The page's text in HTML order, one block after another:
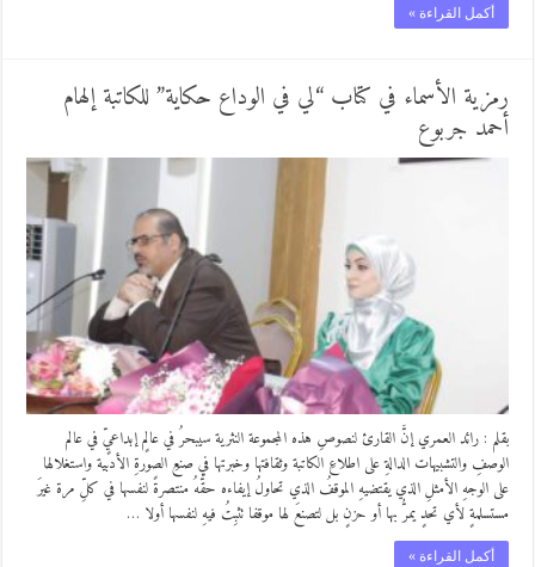
أكمل القراءة »
رمزية الأسماء في كتاب “لي في الوداع حكاية” للكاتبة إلهام
أحمد جربوع
بقلم : رائد العمري إنَّ القارئ لنصوصِ هذه المجموعة النثرية سيبحرُ في عالمٍ إبداعيٍّ في عالم
الوصفِ والتشبيهات الدالةِ على اطلاعِ الكاتبة وثقافتها وخبرتها في صنعِ الصورةِ الأدبية واستغلالها
على الوجهِ الأمثلِ الذي يقتضيهِ الموقفُ الذي تحاولُ إيفاءه حقَّهُ منتصرةً لنفسها في كلِّ مرة غيرَ
مستسلمةٍ لأي تحدٍ يمرُّ بها أو حزنٍ بل لتصنعَ لها موقفا تثبِتُ فيهِ لنفسها أولا …
أكمل القراءة »